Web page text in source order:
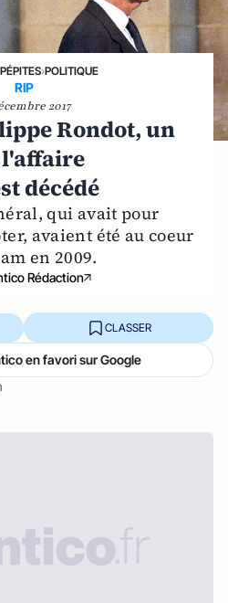
PÉPITES›POLITIQUE
RIP
2017
Rondot, un
l'affaire
décédé
qui avait pour
avaient été au coeur
en 2009.
Rédaction
CLASSER
en favori sur Google